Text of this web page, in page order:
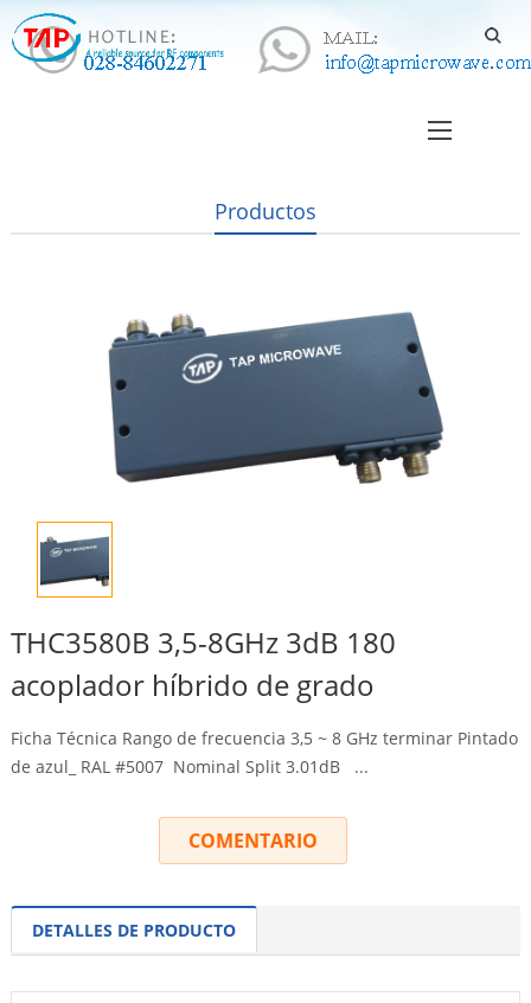
Productos
THC3580B 3,5-8GHz 3dB 180
acoplador híbrido de grado
Ficha Técnica Rango de frecuencia 3,5 ~ 8 GHz terminar Pintado
de azul_ RAL #5007 Nominal Split 3.01dB ...
COMENTARIO
DETALLES DE PRODUCTO